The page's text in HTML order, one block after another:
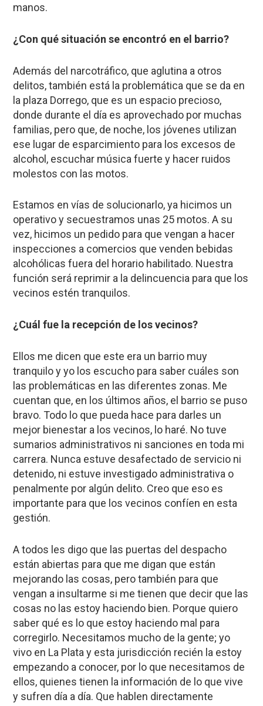
manos.
¿Con qué situación se encontró en el barrio?
Además del narcotráfico, que aglutina a otros
delitos, también está la problemática que se da en
la plaza Dorrego, que es un espacio precioso,
donde durante el día es aprovechado por muchas
familias, pero que, de noche, los jóvenes utilizan
ese lugar de esparcimiento para los excesos de
alcohol, escuchar música fuerte y hacer ruidos
molestos con las motos.
Estamos en vías de solucionarlo, ya hicimos un
operativo y secuestramos unas 25 motos. A su
vez, hicimos un pedido para que vengan a hacer
inspecciones a comercios que venden bebidas
alcohólicas fuera del horario habilitado. Nuestra
función será reprimir a la delincuencia para que los
vecinos estén tranquilos.
¿Cuál fue la recepción de los vecinos?
Ellos me dicen que este era un barrio muy
tranquilo y yo los escucho para saber cuáles son
las problemáticas en las diferentes zonas. Me
cuentan que, en los últimos años, el barrio se puso
bravo. Todo lo que pueda hace para darles un
mejor bienestar a los vecinos, lo haré. No tuve
sumarios administrativos ni sanciones en toda mi
carrera. Nunca estuve desafectado de servicio ni
detenido, ni estuve investigado administrativa o
penalmente por algún delito. Creo que eso es
importante para que los vecinos confíen en esta
gestión.
A todos les digo que las puertas del despacho
están abiertas para que me digan que están
mejorando las cosas, pero también para que
vengan a insultarme si me tienen que decir que las
cosas no las estoy haciendo bien. Porque quiero
saber qué es lo que estoy haciendo mal para
corregirlo. Necesitamos mucho de la gente; yo
vivo en La Plata y esta jurisdicción recién la estoy
empezando a conocer, por lo que necesitamos de
ellos, quienes tienen la información de lo que vive
y sufren día a día. Que hablen directamente